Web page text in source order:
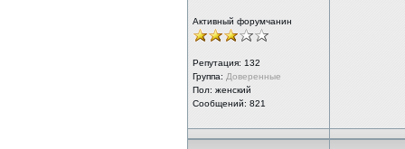
Активный форумчанин
Репутация: 132
Группа: Доверенные
Пол: женский
Сообщений: 821